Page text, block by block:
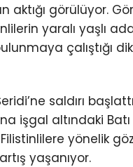
aktığı görülüyor.
yaralı yaşlı
çalıştığı
saldırı
işgal altındaki
yönelik
yaşanıyor.